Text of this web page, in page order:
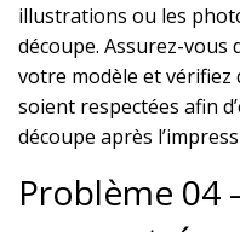
illustrations ou les
découpe. Assurez-
votre modèle et vérifiez
soient respectées afin
découpe après
Problème 04